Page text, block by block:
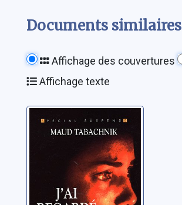
Documents similaires
Affichage des couvertures
Affichage texte
J'ai regardé le
diable en face
Tabachnik, Maud